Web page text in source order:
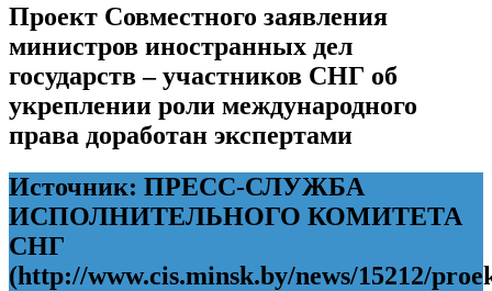
Проект Совместного заявления
министров иностранных дел
государств – участников СНГ об
укреплении роли международного
права доработан экспертами
Источник: ПРЕСС-СЛУЖБА
ИСПОЛНИТЕЛЬНОГО КОМИТЕТА
СНГ
(http://www.cis.minsk.by/news/15212/